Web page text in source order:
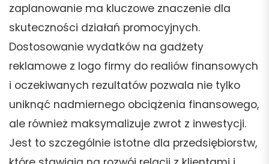
zaplanowanie ma kluczowe znaczenie dla
skuteczności działań promocyjnych.
Dostosowanie wydatków na gadżety
reklamowe z logo firmy do realiów finansowych
i oczekiwanych rezultatów pozwala nie tylko
uniknąć nadmiernego obciążenia finansowego,
ale również maksymalizuje zwrot z inwestycji.
Jest to szczególnie istotne dla przedsiębiorstw,